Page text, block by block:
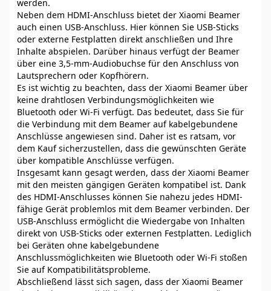
werden.
Neben dem HDMI-Anschluss bietet der Xiaomi Beamer
auch einen USB-Anschluss. Hier können Sie USB-Sticks
oder externe Festplatten direkt anschließen und Ihre
Inhalte abspielen. Darüber hinaus verfügt der Beamer
über eine 3,5-mm-Audiobuchse für den Anschluss von
Lautsprechern oder Kopfhörern.
Es ist wichtig zu beachten, dass der Xiaomi Beamer über
keine drahtlosen Verbindungsmöglichkeiten wie
Bluetooth oder Wi-Fi verfügt. Das bedeutet, dass Sie für
die Verbindung mit dem Beamer auf kabelgebundene
Anschlüsse angewiesen sind. Daher ist es ratsam, vor
dem Kauf sicherzustellen, dass die gewünschten Geräte
über kompatible Anschlüsse verfügen.
Insgesamt kann gesagt werden, dass der Xiaomi Beamer
mit den meisten gängigen Geräten kompatibel ist. Dank
des HDMI-Anschlusses können Sie nahezu jedes HDMI-
fähige Gerät problemlos mit dem Beamer verbinden. Der
USB-Anschluss ermöglicht die Wiedergabe von Inhalten
direkt von USB-Sticks oder externen Festplatten. Lediglich
bei Geräten ohne kabelgebundene
Anschlussmöglichkeiten wie Bluetooth oder Wi-Fi stoßen
Sie auf Kompatibilitätsprobleme.
Abschließend lässt sich sagen, dass der Xiaomi Beamer